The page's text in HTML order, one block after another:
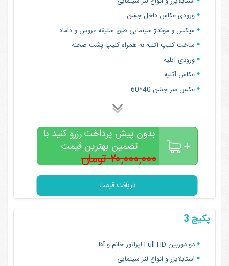
ورودی عکاس داخل جشن
میکس و مونتاژ سینمایی طبق سلیقه عروس و داماد
ساخت کلیپ آتلیه به همراه کلیپ پشت صحنه
ورودی آتلیه
عکاس آتلیه
عکس سر جشن 40*60
بدون پیش پرداخت رزرو کنید با
تضمین بهترین قیمت
۲۰,۰۰۰,۰۰۰ تومان
۱۸,۰۰۰,۰۰۰تومان
دریافت قیمت
پکیج 3
دو دوربین Full HD اپراتور خانم و آقا
استابلایزر و انواع لنز سینمایی